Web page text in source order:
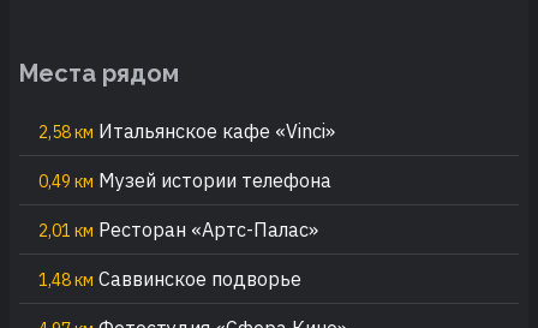
Места рядом
2,58 км Итальянское кафе «Vinci»
0,49 км Музей истории телефона
2,01 км Ресторан «Артс-Палас»
1,48 км Саввинское подворье